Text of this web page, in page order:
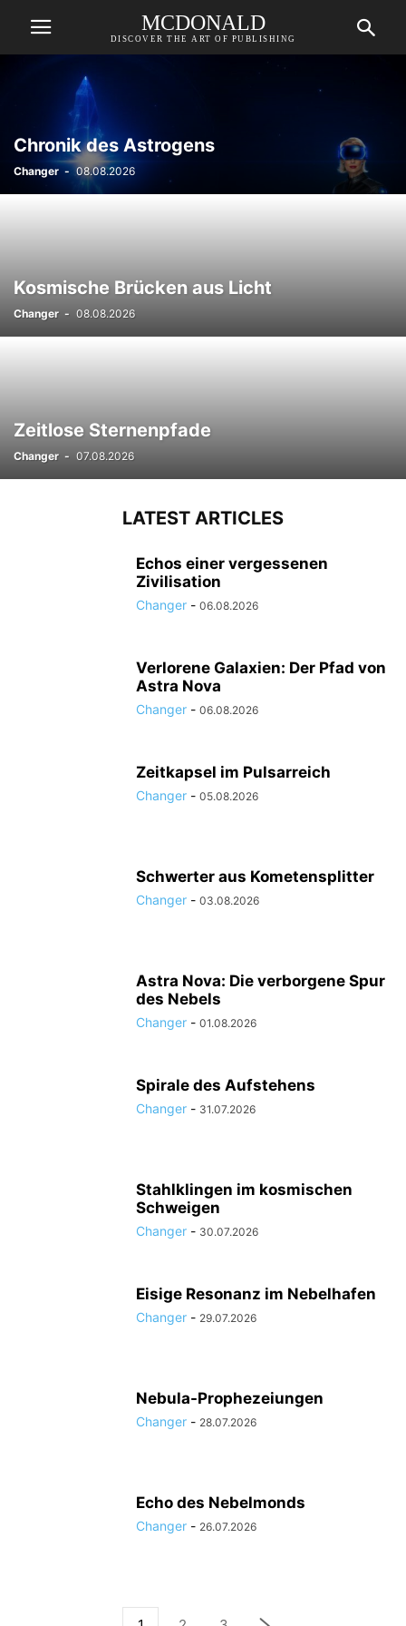
MCDONALD
DISCOVER THE ART OF PUBLISHING
Chronik des Astrogens
Changer - 08.08.2026
Kosmische Brücken aus Licht
Changer - 08.08.2026
Zeitlose Sternenpfade
Changer - 07.08.2026
LATEST ARTICLES
Echos einer vergessenen
Zivilisation
Changer - 06.08.2026
Verlorene Galaxien: Der Pfad von
Astra Nova
Changer - 06.08.2026
Zeitkapsel im Pulsarreich
Changer - 05.08.2026
Schwerter aus Kometensplitter
Changer - 03.08.2026
Astra Nova: Die verborgene Spur
des Nebels
Changer - 01.08.2026
Spirale des Aufstehens
Changer - 31.07.2026
Stahlklingen im kosmischen
Schweigen
Changer - 30.07.2026
Eisige Resonanz im Nebelhafen
Changer - 29.07.2026
Nebula-Prophezeiungen
Changer - 28.07.2026
Echo des Nebelmonds
Changer - 26.07.2026